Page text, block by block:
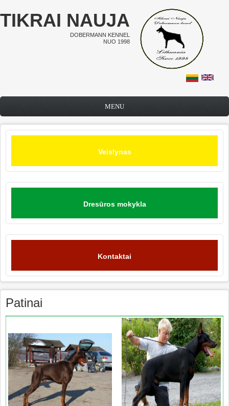
Pereiti į pagrindinį turinį
TIKRAI NAUJA
DOBERMANN KENNEL
NUO 1998
MENU
Veislynas
Dresūros mokykla
Kontaktai
Patinai